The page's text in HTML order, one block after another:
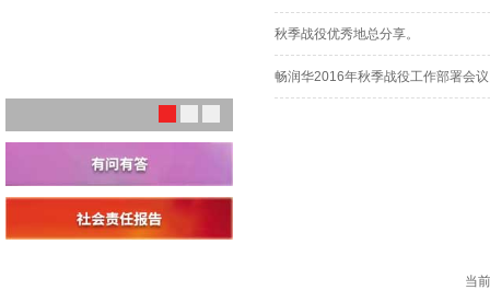
秋季战役优秀地总分享。
畅润华2016年秋季战役工作部署会
当